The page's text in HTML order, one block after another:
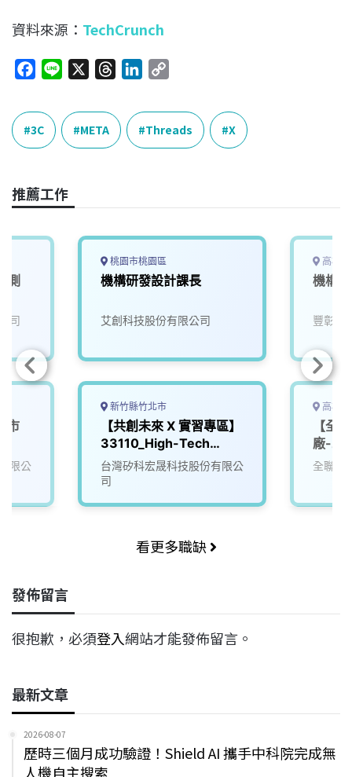
資料來源： TechCrunch
c
e
b
o
k
e
e
n
k
e
n
p
y
L
k
3C META Threads X
推薦工作
測
司
市
限公
桃園市桃園區
機構研發設計課長
艾創科技股份有限公司
新竹縣竹北市
【共創未來 X 實習專區】
33110_High-Tech
Facility Internship
Program
台灣矽科宏晟科技股份有限公
司
高雄
機構
豐彰國
高雄
【全
廠-工
全聯實
看更多職缺
發佈留言
很抱歉，必須登入網站才能發佈留言。
最新文章
2026-08-07
歷時三個月成功驗證！Shield AI 攜手中科院完成無
人機自主搜索